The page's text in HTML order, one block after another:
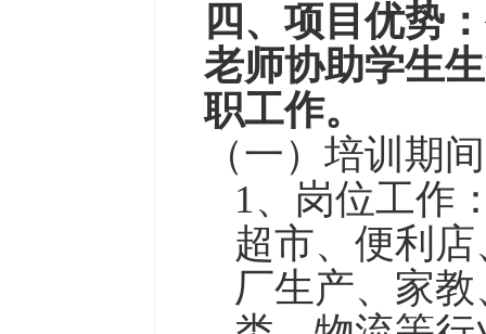
四、 项目优势：
老师协助学生
职工作。
（一）培训期间
1、岗位工作
超市、 便利店
厂生产、家